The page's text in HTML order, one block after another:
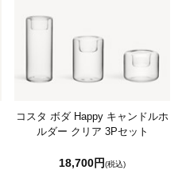
コスタ ボダ Happy キャンドルホ
ルダー クリア 3Pセット
18,700円(税込)